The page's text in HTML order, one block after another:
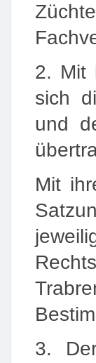
2. Mit
sich
und
Mit
3.